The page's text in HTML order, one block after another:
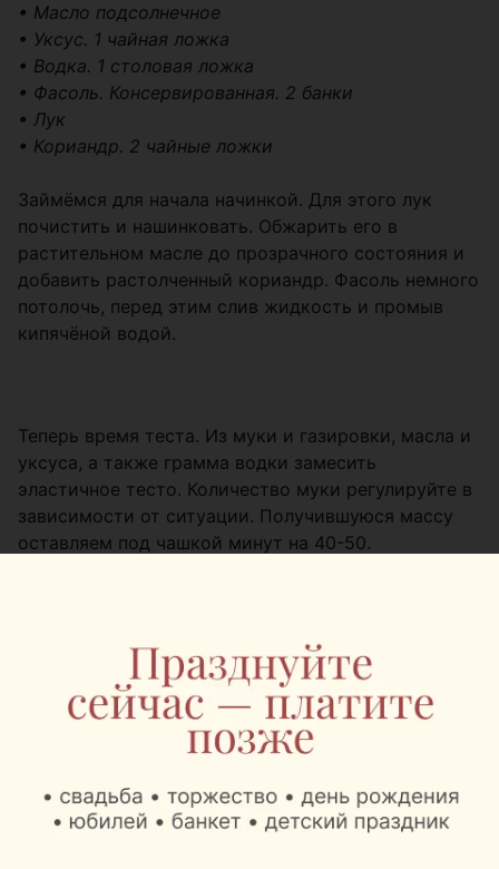
• Масло подсолнечное
• Уксус. 1 чайная ложка
• Водка. 1 столовая ложка
• Фасоль. Консервированная. 2 банки
• Лук
• Кориандр. 2 чайные ложки
Займёмся для начала начинкой. Для этого лук
почистить и нашинковать. Обжарить его в
растительном масле до прозрачного состояния и
добавить растолченный кориандр. Фасоль немного
потолочь, перед этим слив жидкость и промыв
кипячёной водой.
Теперь время теста. Из муки и газировки, масла и
уксуса, а также грамма водки замесить
эластичное тесто. Количество муки регулируйте в
зависимости от ситуации. Получившуюся массу
оставляем под чашкой минут на 40-50.
приятного аппетита!
Чебуреки с грибами
• Мука. 250 граммов
• Вода тёплая. 1 стакан